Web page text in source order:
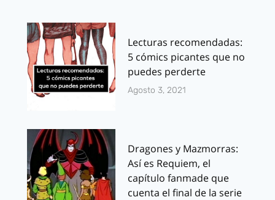
Lecturas recomendadas:
5 cómics picantes que no
puedes perderte
Agosto 3, 2021
Dragones y Mazmorras:
Así es Requiem, el
capítulo fanmade que
cuenta el final de la serie